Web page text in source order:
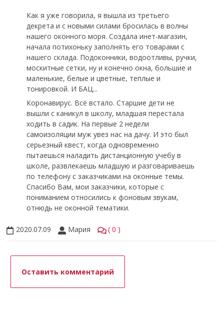
Как я уже говорила, я вышла из третьего
декрета и с новыми силами бросилась в волны
нашего оконного моря. Создала инет-магазин,
начала потихоньку заполнять его товарами с
нашего склада. Подоконники, водоотливы, ручки,
москитные сетки, ну и конечно окна, большие и
маленькие, белые и цветные, теплые и
тонировкой. И БАЦ...
Коронавирус. Всё встало. Старшие дети не
вышли с каникул в школу, младшая перестала
ходить в садик. На первые 2 недели
самоизоляции муж увез нас на дачу. И это был
серьезный квест, когда одновременно
пытаешься наладить дистанционную учебу в
школе, развлекаешь младшую и разговариваешь
по телефону с заказчиками на оконные темы.
Спасибо Вам, мои заказчики, которые с
пониманием относились к фоновым звукам,
отнюдь не оконной тематики.
2020.07.09 Мария 0
Оставить комментарий